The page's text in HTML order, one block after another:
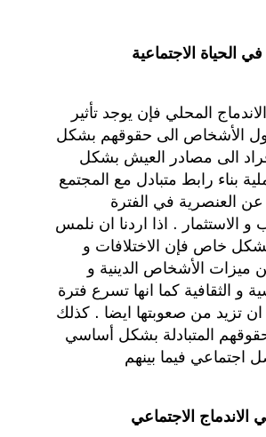
الحياة الاجتماعية
المحلي فإن يوجد تأثير
الأشخاص الى حقوقهم بشكل
الى مصادر العيش بشكل
بناء رابط متبادل مع المجتمع
العنصرية في الفترة
و الاستثمار . اذا اردنا ان نلمس
بشكل خاص فإن الاختلافات و
ميزات الأشخاص الدينية و
و الثقافية كما انها تسرع فترة
ان تزيد من صعوبتها ايضا . كذلك
المتبادلة بشكل أساسي
اجتماعي فيما بينهم
الاجتماعي